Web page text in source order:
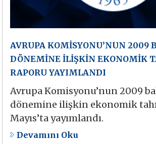
AVRUPA KOMİSYONU’NUN 2009
DÖNEMİNE İLİŞKİN EKONOMİK
RAPORU YAYIMLANDI
Avrupa Komisyonu’nun 2009
dönemine ilişkin ekonomik
Mayıs’ta yayımlandı.
Devamını Oku